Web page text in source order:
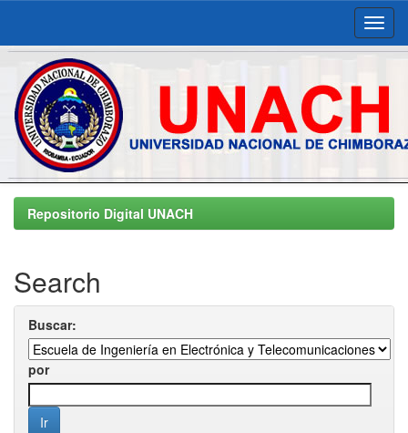
Skip
navigationRepositorio Digital UNACH
Search
Buscar:
por